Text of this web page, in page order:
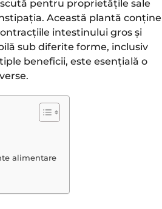
pentru proprietățile sale
Această plantă conține
intestinului gros și
sub diferite forme, inclusiv
beneficii, este esențială o
alimentare